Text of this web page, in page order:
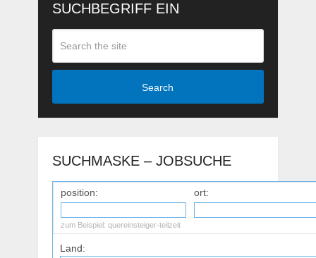
SUCHBEGRIFF EIN
Search
SUCHMASKE – JOBSUCHE
position: ort:
zum Beispiel: quereinsteiger-teilzeit
Land: